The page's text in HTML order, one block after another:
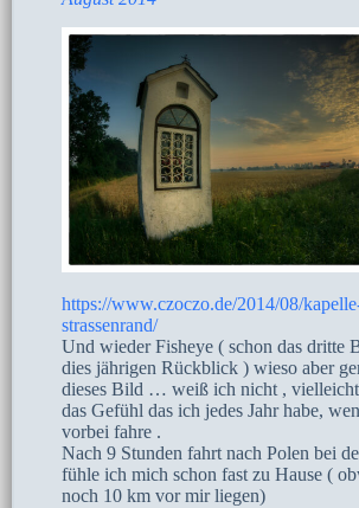
https://www.czoczo.de/2014/08/
strassenrand/
Und wieder Fisheye ( schon das dritte
dies jährigen Rückblick ) wieso aber
dieses Bild … weiß ich nicht , vielleicht
das Gefühl das ich jedes Jahr habe,
vorbei fahre .
Nach 9 Stunden fahrt nach Polen bei
fühle ich mich schon fast zu Hause (
noch 10 km vor mir liegen)